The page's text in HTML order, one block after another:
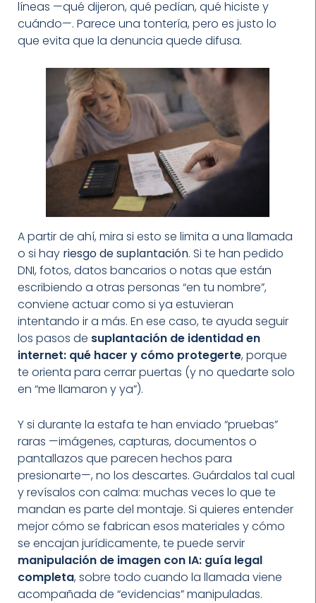
líneas —qué dijeron, qué pedían, qué hiciste y
cuándo—. Parece una tontería, pero es justo lo
que evita que la denuncia quede difusa.
A partir de ahí, mira si esto se limita a una llamada
o si hay riesgo de suplantación. Si te han pedido
DNI, fotos, datos bancarios o notas que están
escribiendo a otras personas “en tu nombre”,
conviene actuar como si ya estuvieran
intentando ir a más. En ese caso, te ayuda seguir
los pasos de suplantación de identidad en
internet: qué hacer y cómo protegerte, porque
te orienta para cerrar puertas (y no quedarte solo
en “me llamaron y ya”).
Y si durante la estafa te han enviado “pruebas”
raras —imágenes, capturas, documentos o
pantallazos que parecen hechos para
presionarte—, no los descartes. Guárdalos tal cual
y revísalos con calma: muchas veces lo que te
mandan es parte del montaje. Si quieres entender
mejor cómo se fabrican esos materiales y cómo
se encajan jurídicamente, te puede servir
manipulación de imagen con IA: guía legal
completa, sobre todo cuando la llamada viene
acompañada de “evidencias” manipuladas.